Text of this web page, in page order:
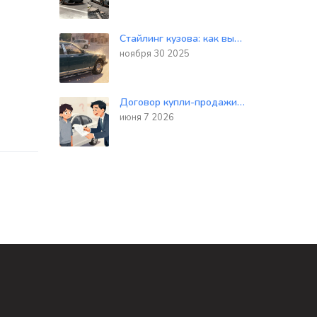
Стайлинг кузова: как выбрать молдинги, накладки и реснички на фары без ошибок
ноября 30 2025
Договор купли-продажи авто: пошаговая инструкция без ошибок в 2026 году
июня 7 2026